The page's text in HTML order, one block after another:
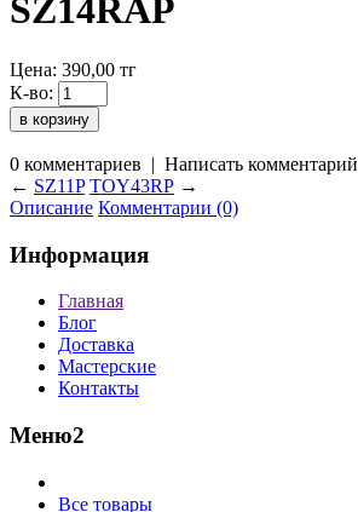
SZ14RAP
Цена: 390,00 тг
К-во:
0 комментариев | Написать комментарий
← SZ11P TOY43RP →
Описание Комментарии (0)
Информация
Главная
Блог
Доставка
Мастерские
Контакты
Меню2
Все товары